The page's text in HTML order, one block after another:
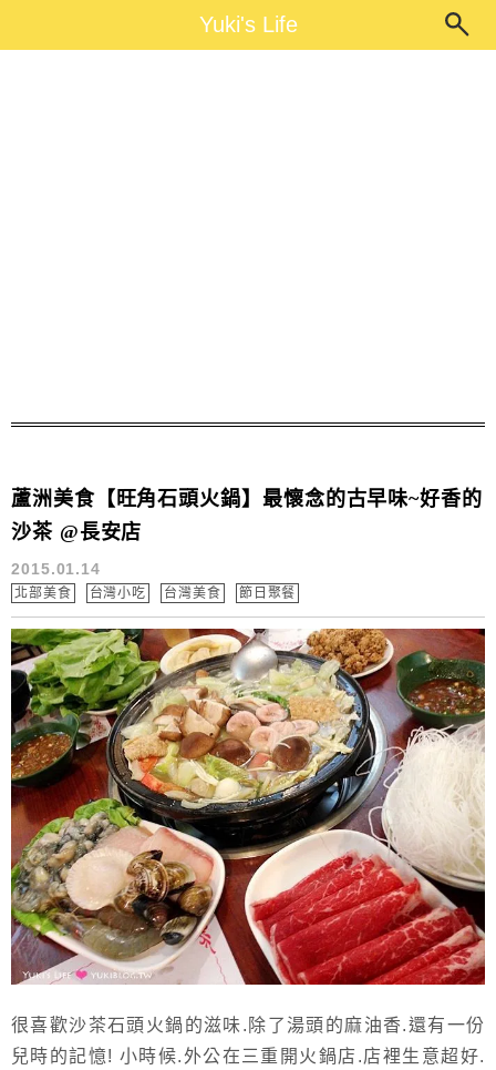
Yuki's LifeYuki's Life
蘆洲美食【旺角石頭火鍋】最懷念的古早味~好香的
沙茶 @長安店
2015.01.14
北部美食 台灣小吃 台灣美食 節日聚餐
很喜歡沙茶石頭火鍋的滋味.除了湯頭的麻油香.還有一份
兒時的記憶! 小時候.外公在三重開火鍋店.店裡生意超好.